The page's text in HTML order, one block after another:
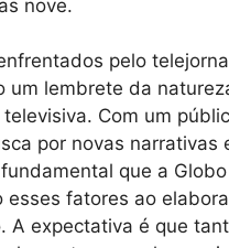
nove.
pelo
um lembrete da
Com um
por novas narrativas
que a
esses fatores ao
A expectativa é que